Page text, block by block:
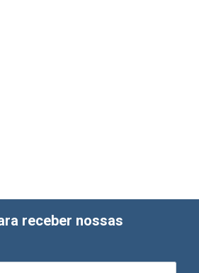
receber nossas